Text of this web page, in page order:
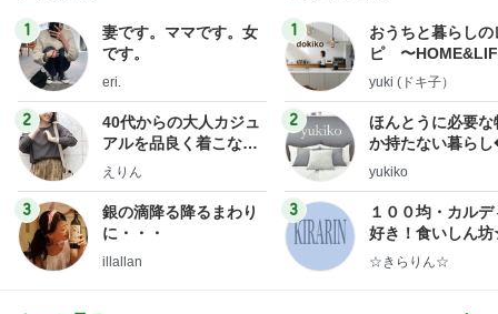
1
妻です。ママです。女
です。
eri.
2
40代からの大人カジュ
アルを品良く着こなす
ファッションブログ
えりん
3
銀の滴降る降るまわり
に・・・
illallan
1
おうちと暮らしの
ピ 〜
yuki (ドキ子）
2
ほんとうに必要な
か持たない暮ら
ep Life Simple◆
yukiko
3
１００均・カルデ
好き！食いしん
らりん☆のブログ
☆きらりん☆